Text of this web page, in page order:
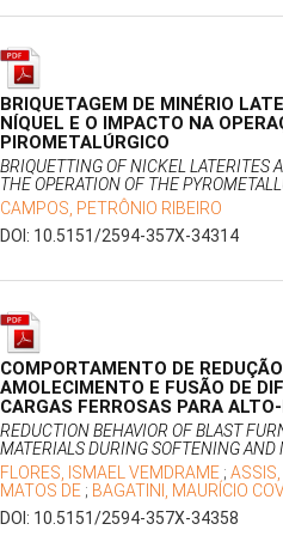
BRIQUETAGEM DE MINÉRIO
NÍQUEL E O IMPACTO NA
PIROMETALÚRGICO
BRIQUETTING OF NICKEL LATERITES
THE OPERATION OF THE
CAMPOS, PETRÔNIO RIBEIRO
DOI: 10.5151/2594-357X-34314
COMPORTAMENTO DE
AMOLECIMENTO E FUSÃO DE
CARGAS FERROSAS PARA
REDUCTION BEHAVIOR OF BLAST
MATERIALS DURING SOFTENING AND
FLORES, ISMAEL VEMDRAME ;
MATOS DE ; BAGATINI, MAURÍCIO
DOI: 10.5151/2594-357X-34358